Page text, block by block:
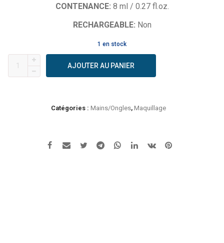
CONTENANCE: 8 ml / 0.27 fl.oz.
RECHARGEABLE: Non
1 en stock
quantité
de
AJOUTER AU PANIER
Catégories : Mains/Ongles, Maquillage